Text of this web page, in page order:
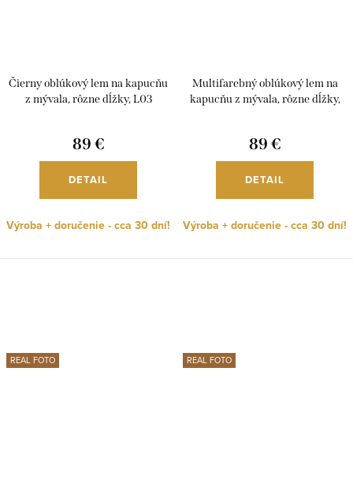
Čierny oblúkový lem na kapucňu
z mývala, rôzne dĺžky, L03
89 €
DETAIL
Výroba + doručenie - cca 30 dní!
Multifarebný oblúkový lem na
kapucňu z mývala, rôzne dĺžky,
89 €
DETAIL
Výroba + doručenie - cca 30 dní!
REAL FOTO REAL FOTO